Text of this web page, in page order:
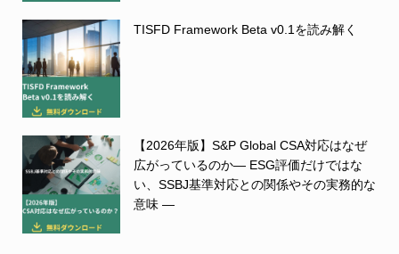
TISFD Framework Beta v0.1を読み解く
【2026年版】S&P Global CSA対応はなぜ
広がっているのか― ESG評価だけではな
い、SSBJ基準対応との関係やその実務的な
意味 ―